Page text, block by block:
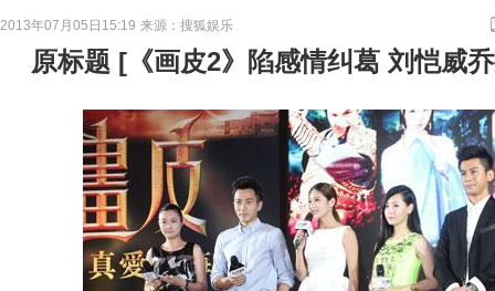
2013年07月05日15:19 来源： 搜狐娱乐
原标题 [ 《画皮2》陷感情纠葛 刘恺威